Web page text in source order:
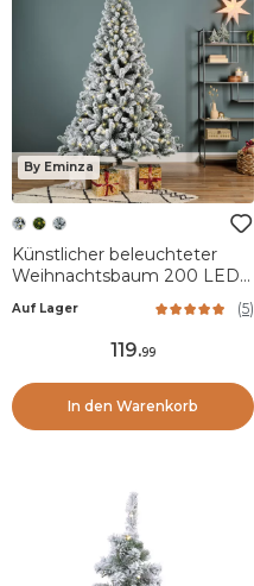
By Eminza
Künstlicher beleuchteter
Weihnachtsbaum 200 LED
verschneit
Auf Lager (5)
119.99
In den Warenkorb